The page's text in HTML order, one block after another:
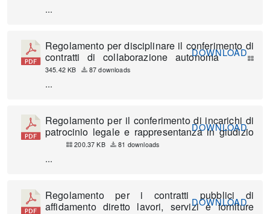
...
DOWNLOAD
Regolamento per disciplinare il conferimento di
contratti di collaborazione autonoma
345.42 KB 87 downloads
...
DOWNLOAD
Regolamento per il conferimento di incarichi di
patrocinio legale e rappresentanza in giudizio
200.37 KB 81 downloads
...
DOWNLOAD
Regolamento per i contratti pubblici di
affidamento diretto lavori, servizi e forniture